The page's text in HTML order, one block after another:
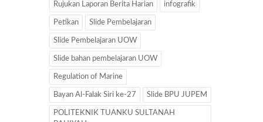
Rujukan Laporan Berita Harian infografik
Petikan Slide Pembelajaran
Slide Pembelajaran UOW
Slide bahan pembelajaran UOW
Regulation of Marine
Bayan Al-Falak Siri ke-27 Slide BPU JUPEM
POLITEKNIK TUANKU SULTANAH